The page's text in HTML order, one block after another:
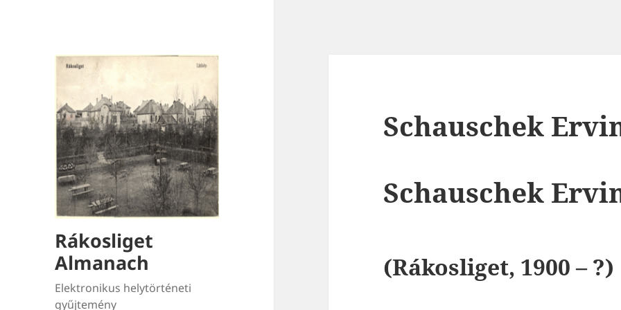
Rákosliget
Almanach
Elektronikus helytörténeti
gyűjtemény
Schauschek
Schauschek
(Rákosliget, 1900 – ?)